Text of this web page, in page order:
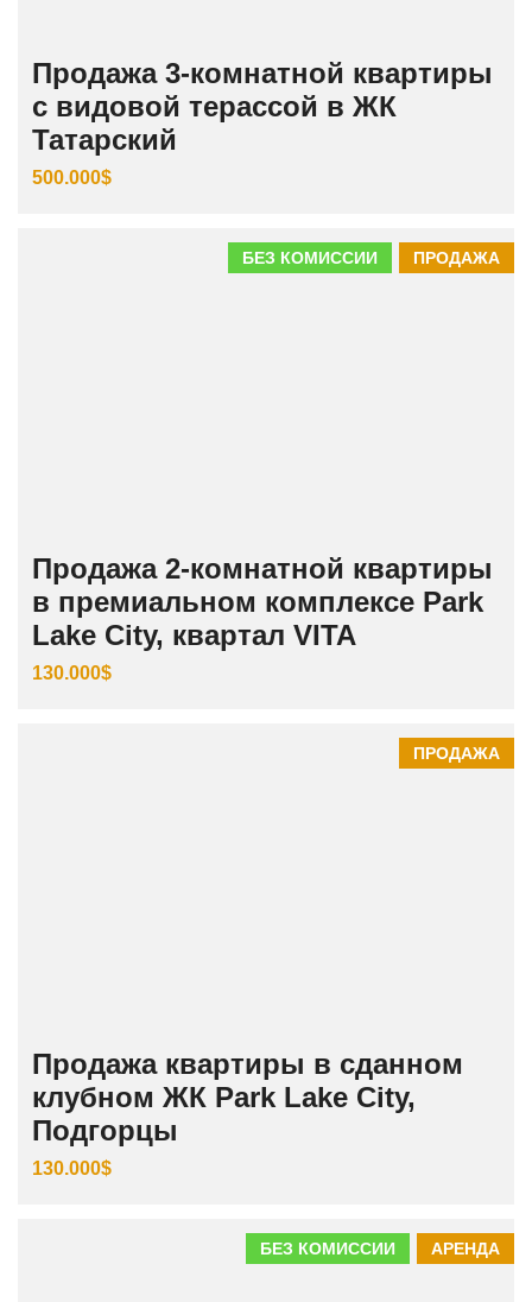
Продажа 3‑комнатной квартиры
с видовой терассой в ЖК
Татарский
500.000$
ПРОДАЖА
БЕЗ КОМИССИИ
Продажа 2-комнатной квартиры
в премиальном комплексе Park
Lake City, квартал VITA
130.000$
ПРОДАЖА
Продажа квартиры в сданном
клубном ЖК Park Lake City,
Подгорцы
130.000$
АРЕНДА
БЕЗ КОМИССИИ